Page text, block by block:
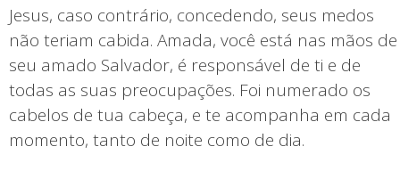
Jesus, caso contrário, concedendo, seus medos
não teriam cabida. Amada, você está nas mãos de
seu amado Salvador, é responsável de ti e de
todas as suas preocupações. Foi numerado os
cabelos de tua cabeça, e te acompanha em cada
momento, tanto de noite como de dia.